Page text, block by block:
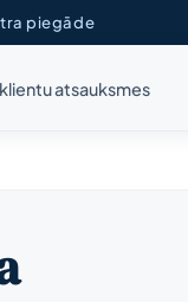
piegāde
atsauksmes